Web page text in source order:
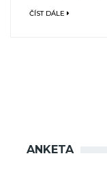
ČÍST DÁLE
ANKETA